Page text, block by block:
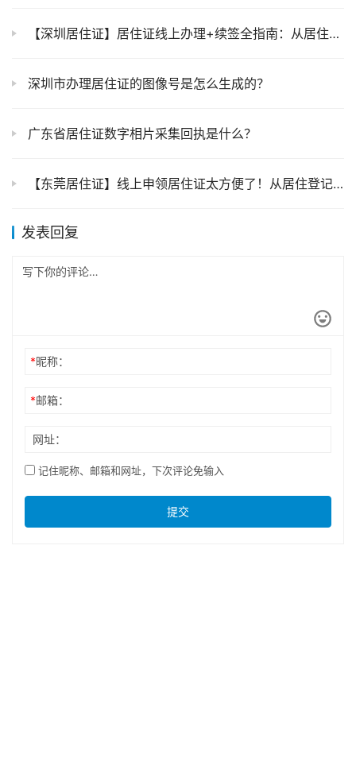
【深圳居住证】居住证线上办理+续签全指南：从居住登记、申领条件、材料准备、居住证申领到拿证到手一步一步教你办理！
深圳市办理居住证的图像号是怎么生成的？
广东省居住证数字相片采集回执是什么？
【东莞居住证】线上申领居住证太方便了！从居住登记到申领居住证附上最新“粤省事”办理流程
发表回复
*昵称：
*邮箱：
网址：
记住昵称、邮箱和网址，下次评论免输入
提交